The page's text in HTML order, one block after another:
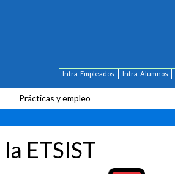
Intra-Empleados Intra-Alumnos
Prácticas y empleo
ETSIST